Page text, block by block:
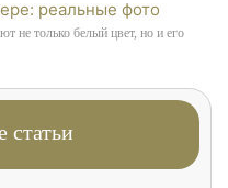
не только белый цвет, но и его
статьи